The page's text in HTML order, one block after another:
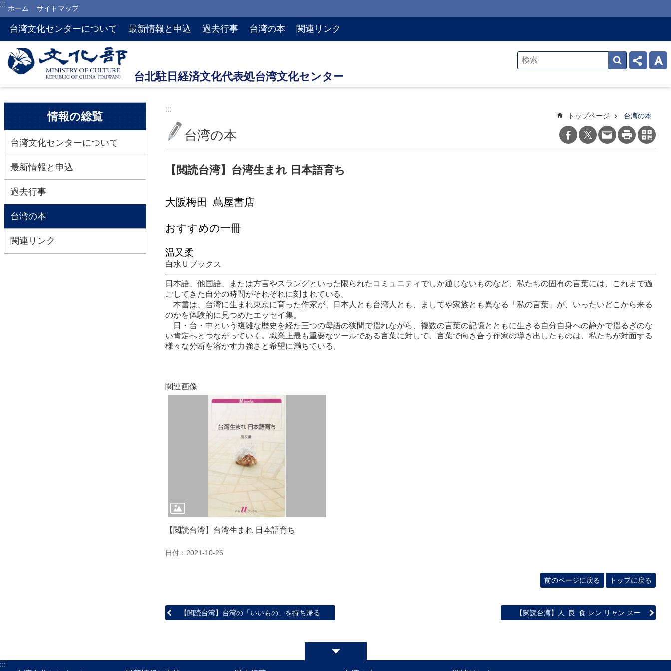
メインのコンテンツブロックにジャンプします
::: ホーム サイトマップ
台湾文化センターについて 最新情報と申込 過去行事 台湾の本 関連リンク
:::
情報の総覧
台湾文化センターについて
最新情報と申込
過去行事
台湾の本
関連リンク
:::
トップページ 台湾の本
台湾の本
【閲読台湾】台湾生まれ 日本語育ち
大阪梅田 蔦屋書店
おすすめの一冊
温又柔
白水Ｕブックス
日本語、他国語、または方言やスラングといった限られたコミュニティでしか通じないものなど、私たちの固有の言葉には、これまで過
ごしてきた自分の時間がそれぞれに刻まれている。
本書は、台湾に生まれ東京に育った作家が、日本人とも台湾人とも、ましてや家族とも異なる「私の言葉」が、いったいどこから来る
のかを体験的に見つめたエッセイ集。
日・台・中という複雑な歴史を経た三つの母語の狭間で揺れながら、複数の言葉の記憶とともに生きる自分自身への静かで揺るぎのな
い肯定へとつながっていく。職業上最も重要なツールである言葉に対して、言葉で向き合う作家の導き出したものは、私たちが対面する
様々な分断を溶かす力強さと希望に満ちている。
関連画像
【閲読台湾】台湾生まれ 日本語育ち
日付：2021-10-26
前のページに戻る トップに戻る
【閲読台湾】台湾の「いいもの」を持ち帰る 【閲読台湾】人 良 食 レン リャン スー
:::